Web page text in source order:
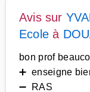
Avis sur
Ecole à
bon prof
➕ enseigne
➖ RAS